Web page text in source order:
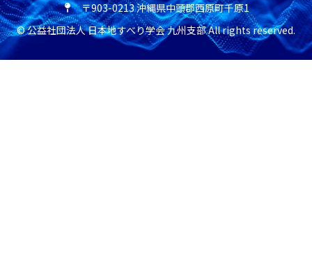
© 公益社団法人 日本地すべり学会 九州支部 All rights reserved.
〒903-0213 沖縄県中頭郡西原町千原1